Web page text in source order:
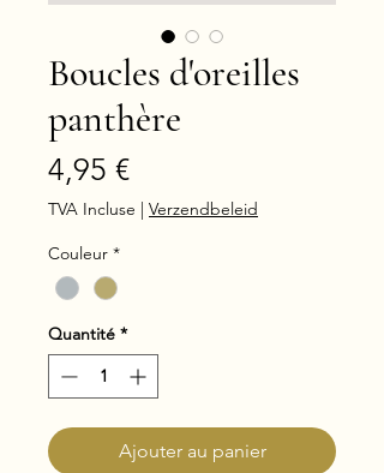
Boucles d'oreilles
panthère
4,95 €Prix
TVA Incluse | Verzendbeleid
Couleur *
Quantité *
Ajouter au panier